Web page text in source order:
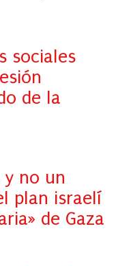
sociales
de la
y no un
plan israelí
de Gaza